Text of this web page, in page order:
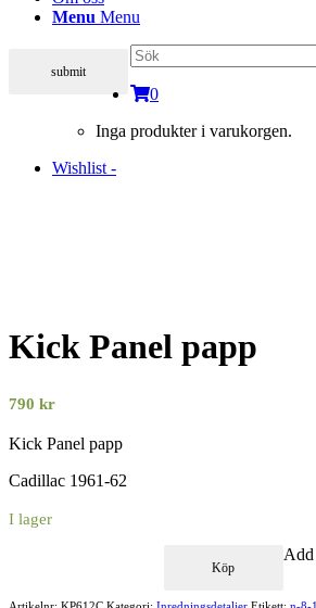
Menu Menu
0
Inga produkter i varukorgen.
Wishlist -
Kick Panel papp
790 kr
Kick Panel papp
Cadillac 1961-62
I lager
Köp
Artikelnr: KP612C Kategori: Inredningsdetaljer Etikett: n-8-1